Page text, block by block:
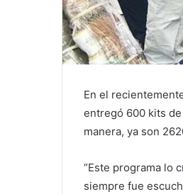
En el
entregó 600 kits
manera, ya son
“Este programa lo
siempre fue